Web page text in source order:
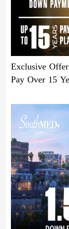
Exclusive
Pay Over 15